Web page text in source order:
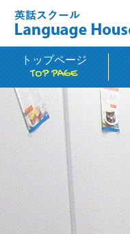
トップページ
TOP PAGE